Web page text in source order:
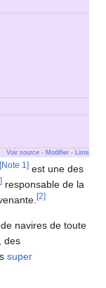
Voir source - Modifier - Liste
[Note 1] est une des
] responsable de la
[2]
navires de toute
, des
super